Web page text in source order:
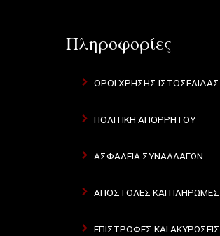
Πληροφορίες
ΟΡΟΙ ΧΡΗΣΗΣ ΙΣΤΟΣΕΛΙΔΑΣ
ΠΟΛΙΤΙΚΗ ΑΠΟΡΡΗΤΟΥ
ΑΣΦΑΛΕΙΑ ΣΥΝΑΛΛΑΓΩΝ
ΑΠΟΣΤΟΛΕΣ ΚΑΙ ΠΛΗΡΩΜΕΣ
ΕΠΙΣΤΡΟΦΕΣ ΚΑΙ ΑΚΥΡΩΣΕΙΣ